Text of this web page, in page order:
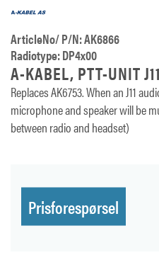
ArticleNo/ P/N: AK6866
Radiotype: DP4x00
A-KABEL, PTT-UNIT
Replaces AK6753. When an J11
microphone and speaker will be
between radio and headset)
Prisforespørsel